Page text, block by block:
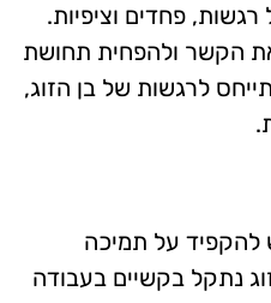
פחדים וציפיות.
הקשר ולהפחית תחושת
לרגשות של בן הזוג,
להקפיד על תמיכה
נתקל בקשיים בעבודה